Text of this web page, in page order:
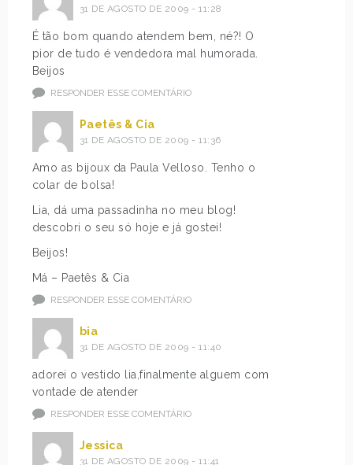
31 DE AGOSTO DE 2009 - 11:28
É tão bom quando atendem bem, né?! O
pior de tudo é vendedora mal humorada.
Beijos
RESPONDER ESSE COMENTÁRIO
Paetês & Cia
31 DE AGOSTO DE 2009 - 11:36
Amo as bijoux da Paula Velloso. Tenho o
colar de bolsa!
Lia, dá uma passadinha no meu blog!
descobri o seu só hoje e já gostei!
Beijos!
Má – Paetês & Cia
RESPONDER ESSE COMENTÁRIO
bia
31 DE AGOSTO DE 2009 - 11:40
adorei o vestido lia,finalmente alguem com
vontade de atender
RESPONDER ESSE COMENTÁRIO
Jessica
31 DE AGOSTO DE 2009 - 11:41